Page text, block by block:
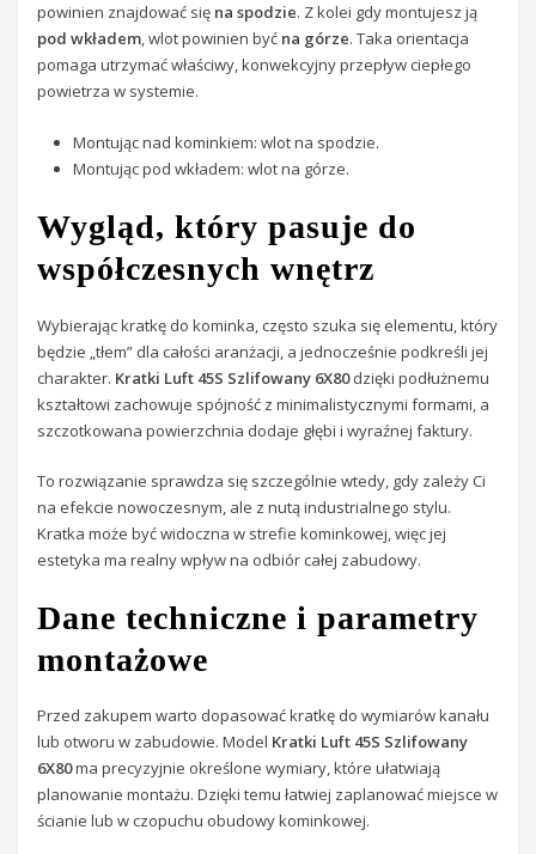
powinien znajdować się na spodzie. Z kolei gdy montujesz ją
pod wkładem, wlot powinien być na górze. Taka orientacja
pomaga utrzymać właściwy, konwekcyjny przepływ ciepłego
powietrza w systemie.
Montując nad kominkiem: wlot na spodzie.
Montując pod wkładem: wlot na górze.
Wygląd, który pasuje do
współczesnych wnętrz
Wybierając kratkę do kominka, często szuka się elementu, który
będzie „tłem” dla całości aranżacji, a jednocześnie podkreśli jej
charakter. Kratki Luft 45S Szlifowany 6X80dzięki podłużnemu
kształtowi zachowuje spójność z minimalistycznymi formami, a
szczotkowana powierzchnia dodaje głębi i wyraźnej faktury.
To rozwiązanie sprawdza się szczególnie wtedy, gdy zależy Ci
na efekcie nowoczesnym, ale z nutą industrialnego stylu.
Kratka może być widoczna w strefie kominkowej, więc jej
estetyka ma realny wpływ na odbiór całej zabudowy.
Dane techniczne i parametry
montażowe
Przed zakupem warto dopasować kratkę do wymiarów kanału
lub otworu w zabudowie. Model Kratki Luft 45S Szlifowany
6X80ma precyzyjnie określone wymiary, które ułatwiają
planowanie montażu. Dzięki temu łatwiej zaplanować miejsce w
ścianie lub w czopuchu obudowy kominkowej.